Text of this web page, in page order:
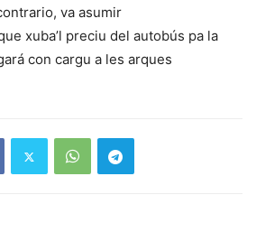
va asumir
xuba’l preciu del autobús pa la
con cargu a les arques